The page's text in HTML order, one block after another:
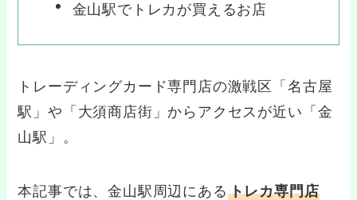
金山駅でトレカが買えるお店
トレーディングカード専門店の激戦区「名古屋
駅」や「大須商店街」からアクセスが近い「金
山駅」。
本記事では、金山駅周辺にある トレカ専門店